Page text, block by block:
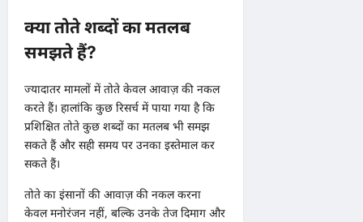
क्या तोते शब्दों का मतलब
समझते हैं?
ज्यादातर मामलों में तोते केवल आवाज़ की नकल
करते हैं। हालांकि कुछ रिसर्च में पाया गया है कि
प्रशिक्षित तोते कुछ शब्दों का मतलब भी समझ
सकते हैं और सही समय पर उनका इस्तेमाल कर
सकते हैं।
तोते का इंसानों की आवाज़ की नकल करना
केवल मनोरंजन नहीं, बल्कि उनके तेज दिमाग और